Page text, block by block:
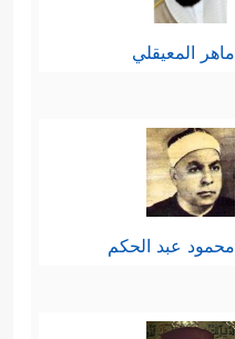
ماهر المعيقلي
محمود عبد الحكم